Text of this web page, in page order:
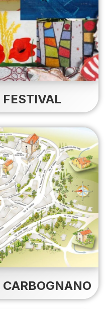
FESTIVAL
CARBOGNANO